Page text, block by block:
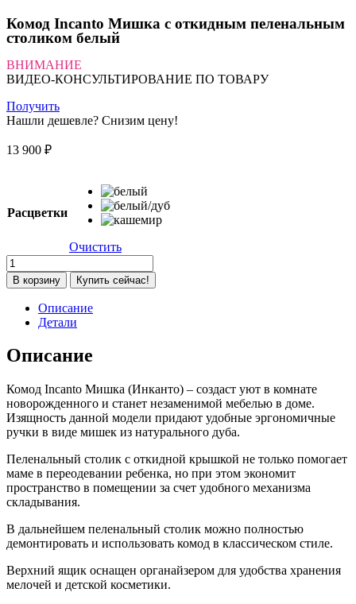
Комод Incanto Мишка с откидным пеленальным
столиком белый
ВНИМАНИЕ
ВИДЕО-КОНСУЛЬТИРОВАНИЕ ПО ТОВАРУ
Получить
Нашли дешевле? Снизим цену!
13 900 ₽
Расцветки
Очистить
Количество
товара
Комод
Incanto
Мишка
откидным
пеленальным
белый
В корзину Купить сейчас!
Описание
Детали
Описание
Комод Incanto Мишка (Инканто) – создаст уют в комнате
новорожденного и станет незаменимой мебелью в доме.
Изящность данной модели придают удобные эргономичные
ручки в виде мишек из натурального дуба.
Пеленальный столик с откидной крышкой не только помогает
маме в переодевании ребенка, но при этом экономит
пространство в помещении за счет удобного механизма
складывания.
В дальнейшем пеленальный столик можно полностью
демонтировать и использовать комод в классическом стиле.
Верхний ящик оснащен органайзером для удобства хранения
мелочей и детской косметики.